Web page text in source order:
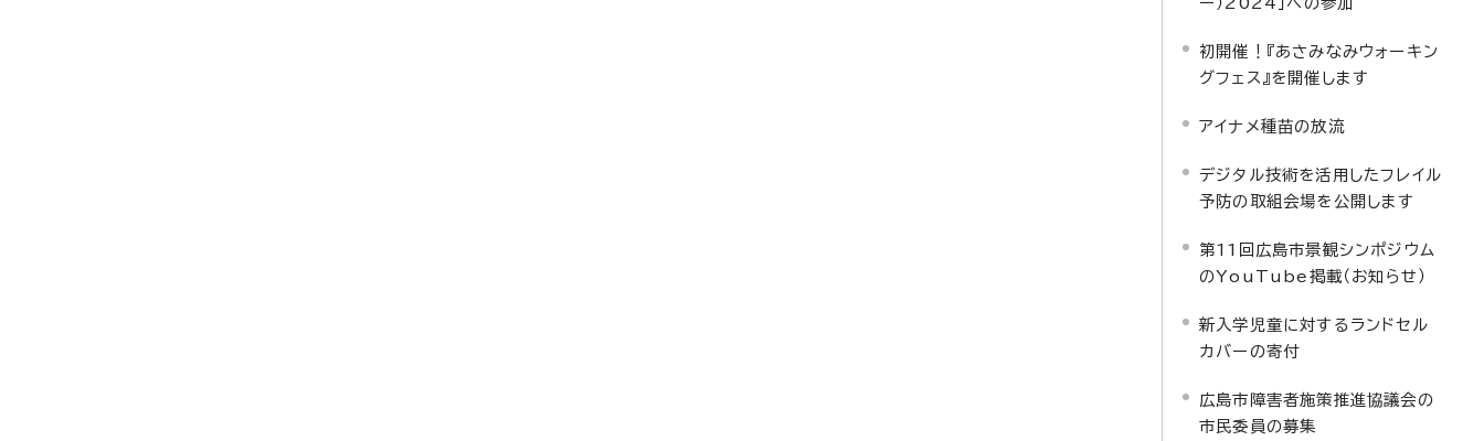
初開催！『あさみなみウォーキン
グフェス』を開催します
アイナメ種苗の放流
デジタル技術を活用したフレイル
予防の取組会場を公開します
第11回広島市景観シンポジウム
のYouTube掲載（お知らせ）
新入学児童に対するランドセル
カバーの寄付
広島市障害者施策推進協議会の
市民委員の募集